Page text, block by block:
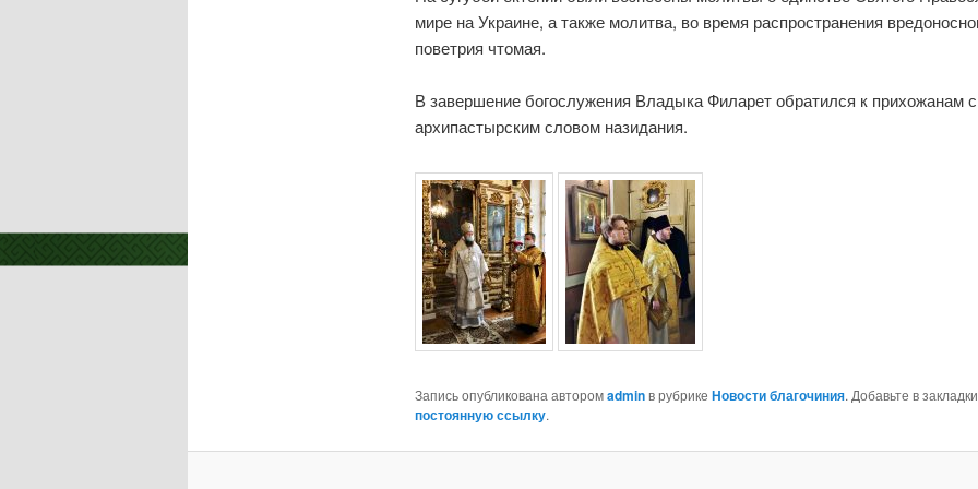
мире на Украине, а также молитва, во время распространения
поветрия чтомая.
В завершение богослужения Владыка Филарет обратился к прихожанам с
архипастырским словом назидания.
Запись опубликована авторомadminв рубрике Новости благочиния. Добавьте в закладки
постоянную ссылку.